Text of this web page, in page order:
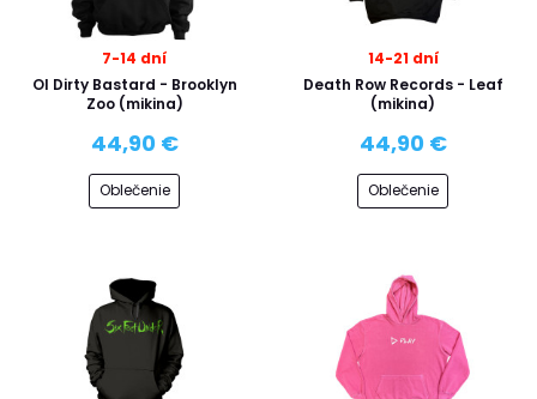
7-14 dní
Ol Dirty Bastard - Brooklyn
Zoo (mikina)
44,90 €
Oblečenie
14-21 dní
Death Row Records - Leaf
(mikina)
44,90 €
Oblečenie